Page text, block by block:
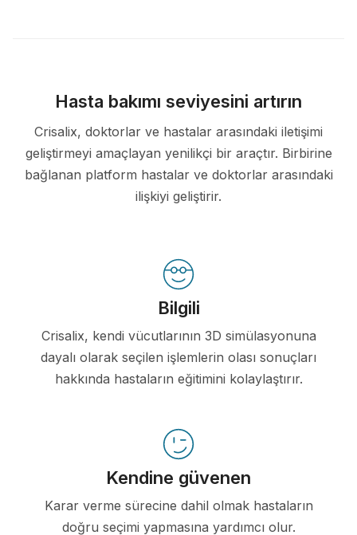
Hasta bakımı seviyesini artırın
Crisalix, doktorlar ve hastalar arasındaki iletişimi
geliştirmeyi amaçlayan yenilikçi bir araçtır. Birbirine
bağlanan platform hastalar ve doktorlar arasındaki
ilişkiyi geliştirir.
Bilgili
Crisalix, kendi vücutlarının 3D simülasyonuna
dayalı olarak seçilen işlemlerin olası sonuçları
hakkında hastaların eğitimini kolaylaştırır.
Kendine güvenen
Karar verme sürecine dahil olmak hastaların
doğru seçimi yapmasına yardımcı olur.